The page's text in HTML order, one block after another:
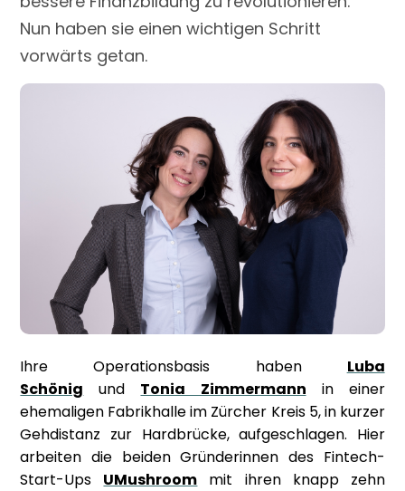
Nun haben sie einen wichtigen Schritt
vorwärts getan.
Ihre Operationsbasis haben Luba
Schönig und Tonia Zimmermann in einer
ehemaligen Fabrikhalle im Zürcher Kreis 5, in kurzer
Gehdistanz zur Hardbrücke, aufgeschlagen. Hier
arbeiten die beiden Gründerinnen des Fintech-
Start-Ups UMushroom mit ihren knapp zehn